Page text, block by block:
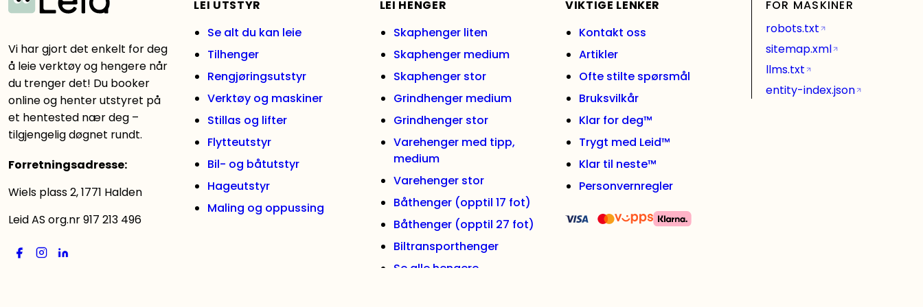
Vi har gjort det enkelt for deg
å leie verktøy og hengere når
du trenger det! Du booker
online og henter utstyret på
et hentested nær deg –
tilgjengelig døgnet rundt.
Forretningsadresse:
Wiels plass 2, 1771 Halden
Leid AS org.nr 917 213 496
LEI UTSTYR
Se alt du kan leie
Tilhenger
Rengjøringsutstyr
Verktøy og maskiner
Stillas og lifter
Flytteutstyr
Bil- og båtutstyr
Hageutstyr
Maling og oppussing
LEI HENGER
Skaphenger liten
Skaphenger medium
Skaphenger stor
Grindhenger medium
Grindhenger stor
Varehenger med tipp,
medium
Varehenger stor
Båthenger (opptil 17 fot)
Båthenger (opptil 27 fot)
Biltransporthenger
Se alle hengere
VIKTIGE LENKER
Kontakt oss
Artikler
Ofte stilte spørsmål
Bruksvilkår
Klar for deg™
Trygt med Leid™
Klar til neste™
Personvernregler
FOR MASKINER
robots.txt
sitemap.xml
llms.txt
entity-index.json